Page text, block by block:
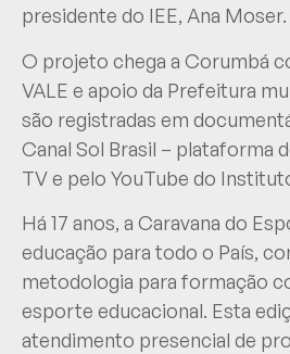
presidente do IEE, Ana Moser.
O projeto chega a Corumbá
VALE e apoio da Prefeitura
são registradas em
Canal Sol Brasil – plataforma
TV e pelo YouTube do
Há 17 anos, a Caravana do
educação para todo o País,
metodologia para formação
esporte educacional. Esta
atendimento presencial de